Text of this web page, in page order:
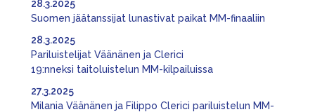
Suomen jäätanssijat lunastivat paikat MM-finaaliin
28.3.2025
Pariluistelijat Väänänen ja Clerici
19:nneksi taitoluistelun MM-kilpailuissa
28.3.2025
Milania Väänänen ja Filippo Clerici pariluistelun MM-
27.3.2025